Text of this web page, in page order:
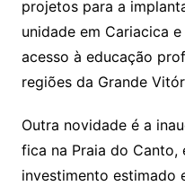
projetos para a
unidade em Cariacica
acesso à educação
regiões da Grande
Outra novidade é a
fica na Praia do Canto,
investimento estimado